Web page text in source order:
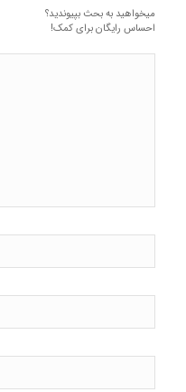
میخواهید به بحث بپیوندید؟
احساس رایگان برای کمک!